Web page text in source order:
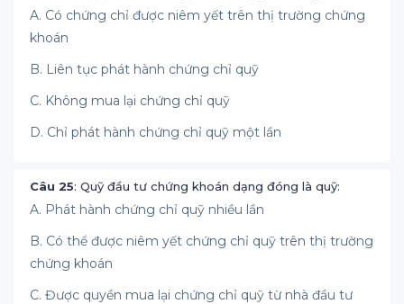
A. Có chứng chỉ được niêm yết trên thị trường chứng
khoán
B. Liên tục phát hành chứng chỉ quỹ
C. Không mua lại chứng chỉ quỹ
D. Chỉ phát hành chứng chỉ quỹ một lần
Câu 25: Quỹ đầu tư chứng khoán dạng đóng là quỹ:
A. Phát hành chứng chỉ quỹ nhiều lần
B. Có thể được niêm yết chứng chỉ quỹ trên thị trường
chứng khoán
C. Được quyền mua lại chứng chỉ quỹ từ nhà đầu tư